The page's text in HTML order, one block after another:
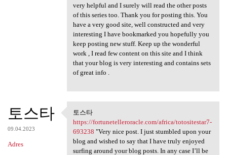
very helpful and I surely will read the other posts
of this series too. Thank you for posting this. You
have a very good site, well constructed and very
interesting I have bookmarked you hopefully you
keep posting new stuff. Keep up the wonderful
work , I read few content on this site and I think
that your blog is very interesting and contains sets
of great info .
토스타
09.04.2023
Adres
토스타 https:/
토스타
https://fortunetelleroracle.com/africa/totositestar7-
693238 "Very nice post. I just stumbled upon your
blog and wished to say that I have truly enjoyed
surfing around your blog posts. In any case I’ll be